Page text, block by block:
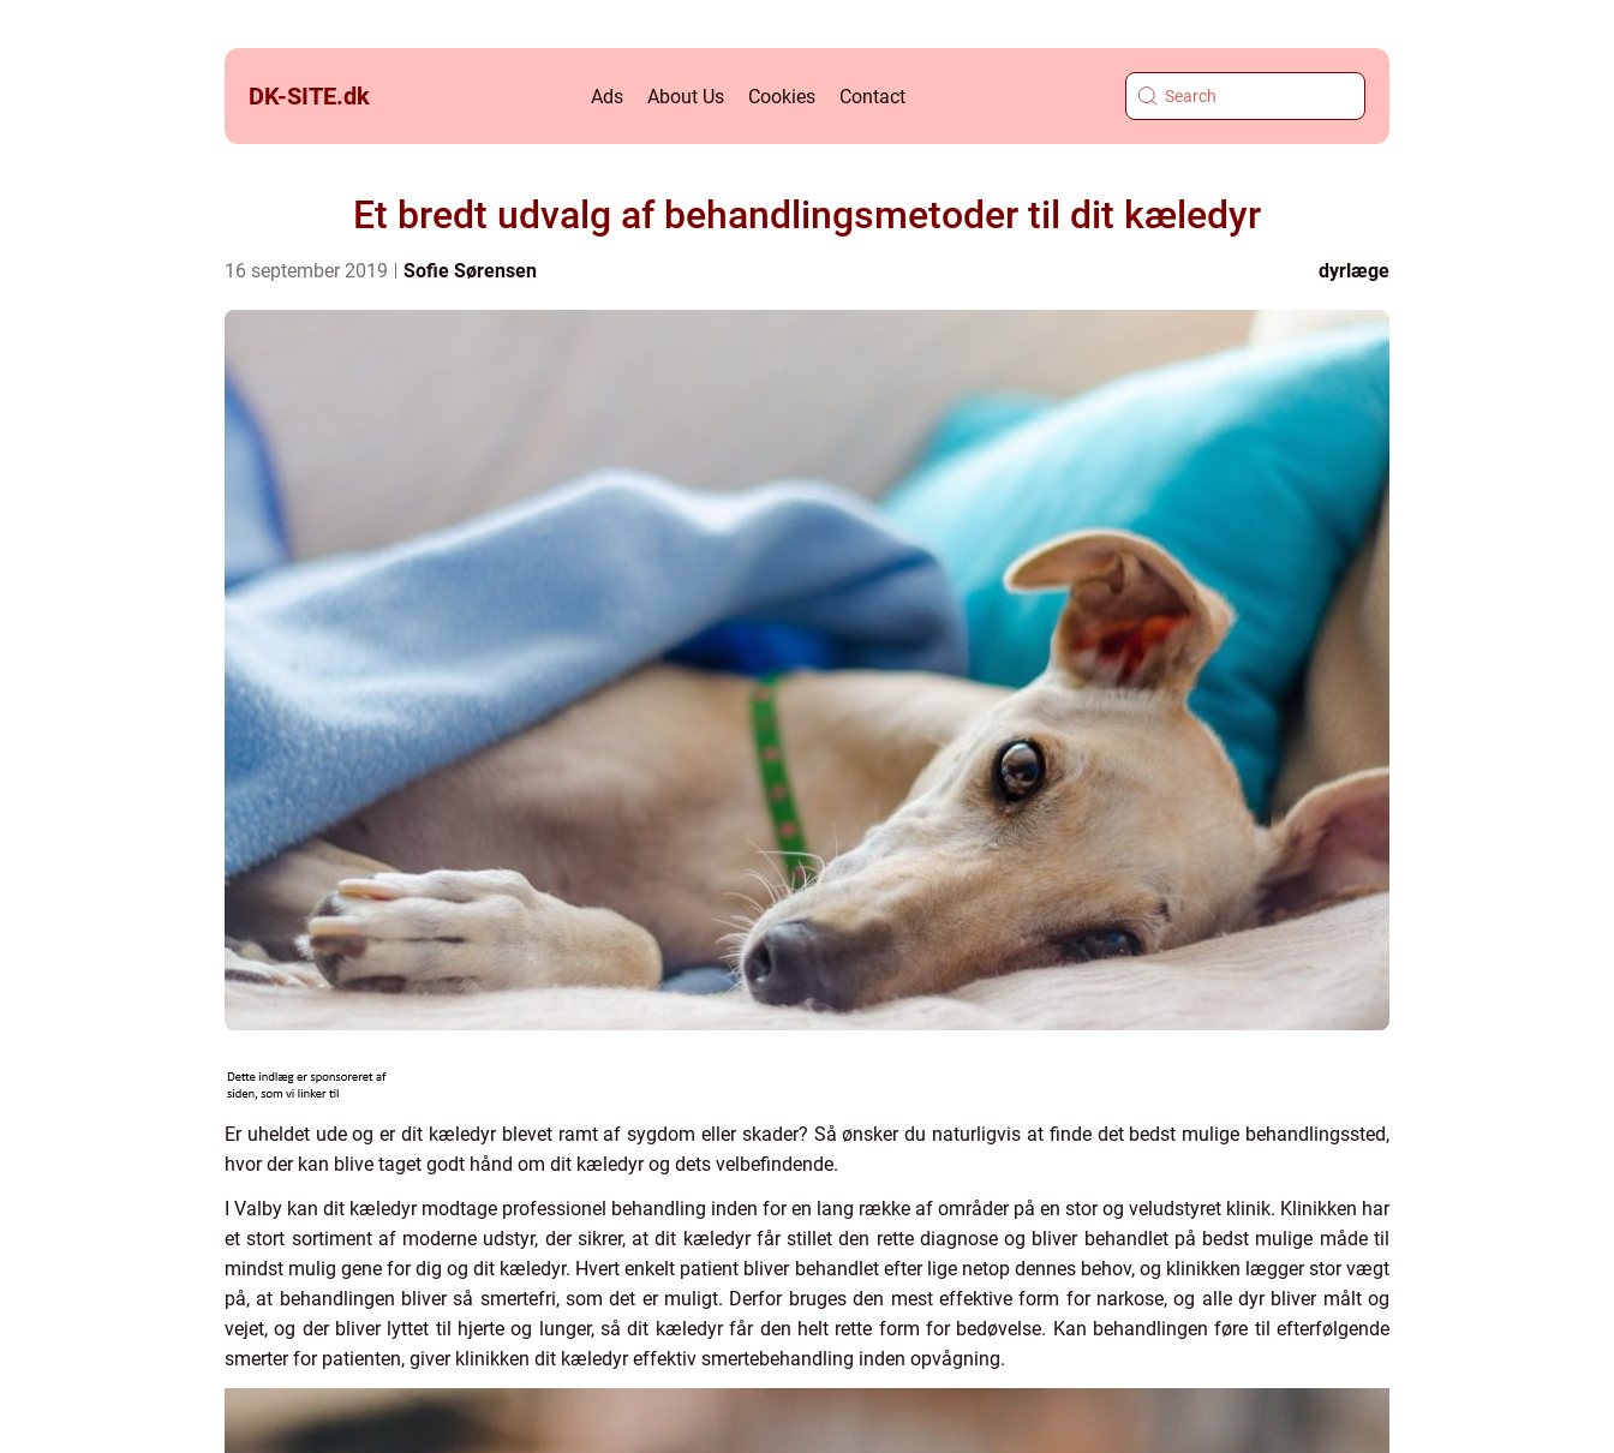
DK-SITE.dk Ads About Us Cookies Contact
Et bredt udvalg af behandlingsmetoder til dit kæledyr
16 september 2019 Sofie Sørensen dyrlæge
Er uheldet ude og er dit kæledyr blevet ramt af sygdom eller skader? Så ønsker du naturligvis at finde det bedst mulige behandlingssted,
hvor der kan blive taget godt hånd om dit kæledyr og dets velbefindende.
I Valby kan dit kæledyr modtage professionel behandling inden for en lang række af områder på en stor og veludstyret klinik. Klinikken har
et stort sortiment af moderne udstyr, der sikrer, at dit kæledyr får stillet den rette diagnose og bliver behandlet på bedst mulige måde til
mindst mulig gene for dig og dit kæledyr. Hvert enkelt patient bliver behandlet efter lige netop dennes behov, og klinikken lægger stor vægt
på, at behandlingen bliver så smertefri, som det er muligt. Derfor bruges den mest effektive form for narkose, og alle dyr bliver målt og
vejet, og der bliver lyttet til hjerte og lunger, så dit kæledyr får den helt rette form for bedøvelse. Kan behandlingen føre til efterfølgende
smerter for patienten, giver klinikken dit kæledyr effektiv smertebehandling inden opvågning.